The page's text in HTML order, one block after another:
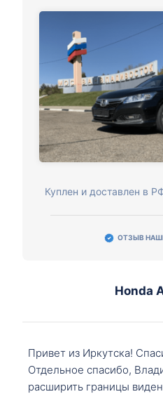
Куплен и доставлен в
ОТЗЫВ
Honda
Привет из Иркутска!
Отдельное спасибо,
расширить границы